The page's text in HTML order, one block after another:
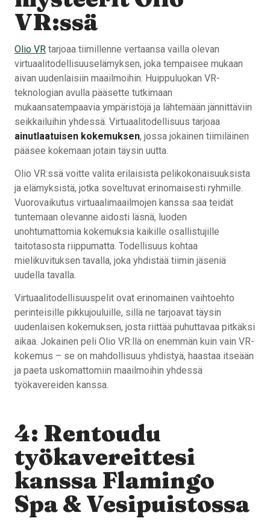
VR:ssä
Olio VR tarjoaa tiimillenne vertaansa vailla olevan
virtuaalitodellisuuselämyksen, joka tempaisee mukaan
aivan uudenlaisiin maailmoihin. Huippuluokan VR-
teknologian avulla pääsette tutkimaan
mukaansatempaavia ympäristöjä ja lähtemään jännittäviin
seikkailuihin yhdessä. Virtuaalitodellisuus tarjoaa
ainutlaatuisen kokemuksen, jossa jokainen tiimiläinen
pääsee kokemaan jotain täysin uutta.
Olio VR:ssä voitte valita erilaisista pelikokonaisuuksista
ja elämyksistä, jotka soveltuvat erinomaisesti ryhmille.
Vuorovaikutus virtuaalimaailmojen kanssa saa teidät
tuntemaan olevanne aidosti läsnä, luoden
unohtumattomia kokemuksia kaikille osallistujille
taitotasosta riippumatta. Todellisuus kohtaa
mielikuvituksen tavalla, joka yhdistää tiimin jäseniä
uudella tavalla.
Virtuaalitodellisuuspelit ovat erinomainen vaihtoehto
perinteisille pikkujouluille, sillä ne tarjoavat täysin
uudenlaisen kokemuksen, josta riittää puhuttavaa pitkäksi
aikaa. Jokainen peli Olio VR:llä on enemmän kuin vain VR-
kokemus – se on mahdollisuus yhdistyä, haastaa itseään
ja paeta uskomattomiin maailmoihin yhdessä
työkavereiden kanssa.
4: Rentoudu
työkavereittesi
kanssa Flamingo
Spa & Vesipuistossa